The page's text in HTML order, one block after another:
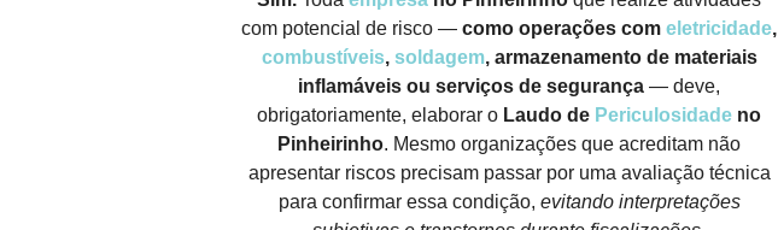
com potencial de risco — como operações com eletricidade,
combustíveis, soldagem, armazenamento de materiais
inflamáveis ou serviços de segurança — deve,
obrigatoriamente, elaborar o Laudo de Periculosidade no
Pinheirinho. Mesmo organizações que acreditam não
apresentar riscos precisam passar por uma avaliação técnica
para confirmar essa condição, evitando interpretações